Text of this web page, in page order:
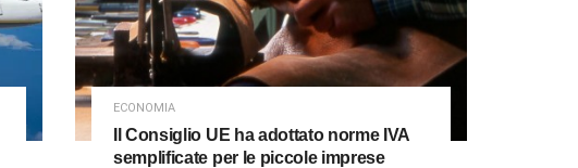
ECONOMIA
Il Consiglio UE ha adottato norme IVA
semplificate per le piccole imprese